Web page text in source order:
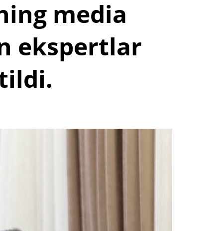
media
ekspertlar